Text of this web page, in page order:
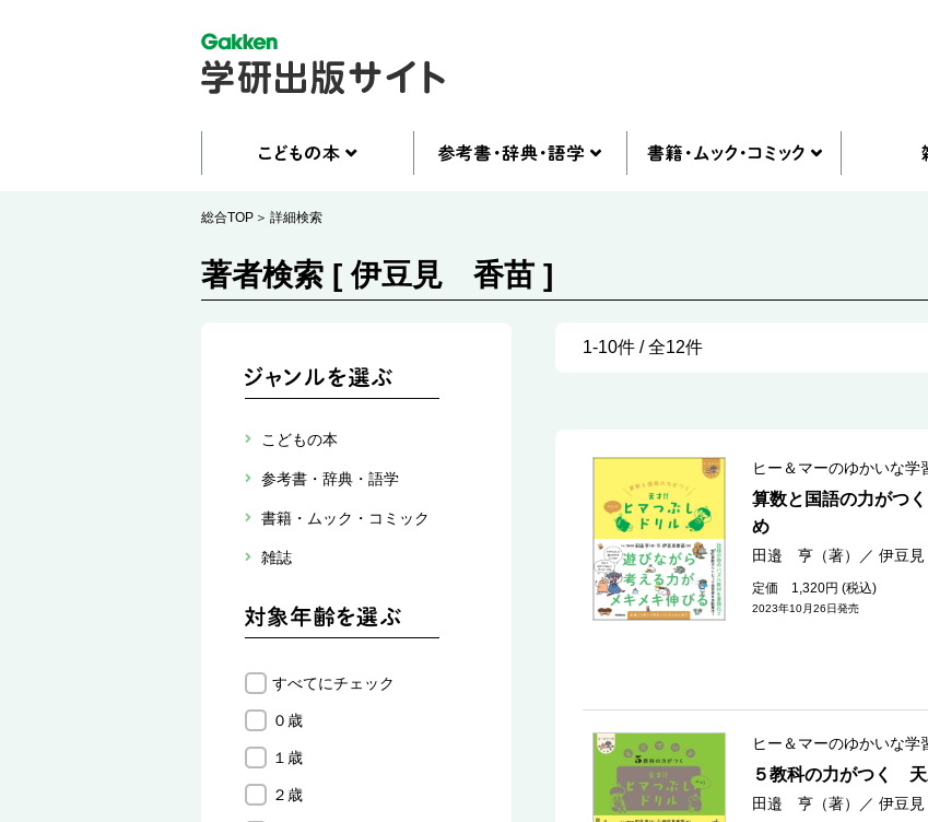
総合TOP 詳細検索
著者検索 [ 伊豆見 香苗 ]
こどもの本
参考書・辞典・語学
書籍・ムック・コミック
雑誌
すべてにチェック
０歳
１歳
２歳
1-10件 / 全12件
ヒー＆マーのゆかいな学
算数と国語の力がつ
め
田邉 亨（著） ／ 伊豆
定価 1,320円 (税込)
2023年10月26日発売
ヒー＆マーのゆかいな学
５教科の力がつく
田邉 亨（著） ／ 伊豆